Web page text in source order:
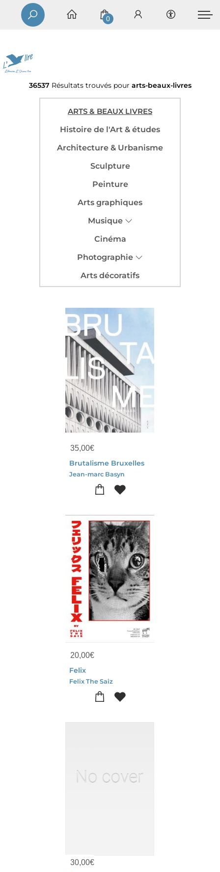
0
36537 Résultats trouvés pour arts-beaux-livres
ARTS & BEAUX LIVRES
Histoire de l'Art & études
Architecture & Urbanisme
Sculpture
Peinture
Arts graphiques
Musique
Cinéma
Photographie
Arts décoratifs
35,00€
Brutalisme Bruxelles
Jean-marc Basyn
20,00€
Felix
Felix The Saiz
30,00€